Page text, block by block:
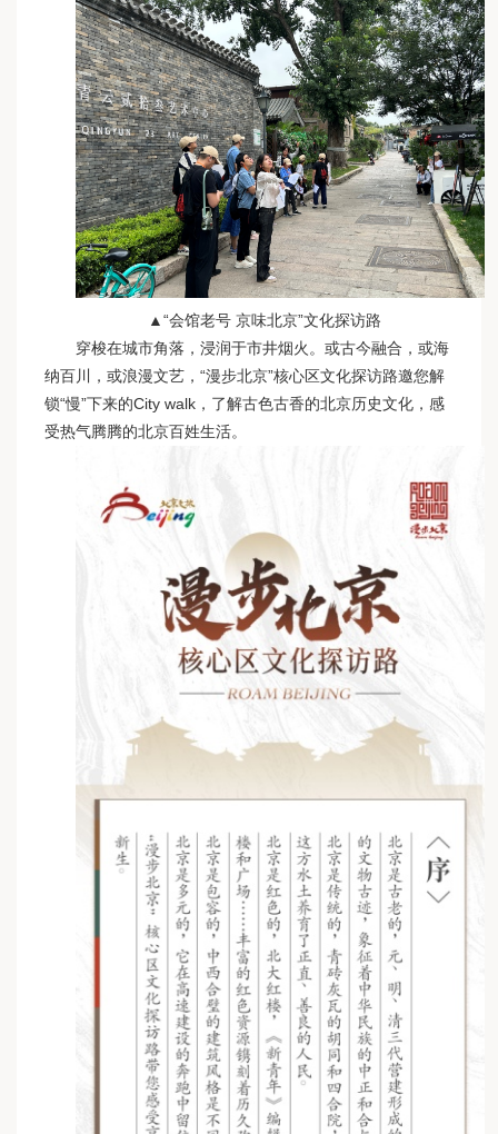
▲“会馆老号 京味北京”文化探访路
穿梭在城市角落，浸润于市井烟火。或古今融合，或海
纳百川，或浪漫文艺，“漫步北京”核心区文化探访路邀您解
锁“慢”下来的City walk，了解古色古香的北京历史文化，感
受热气腾腾的北京百姓生活。